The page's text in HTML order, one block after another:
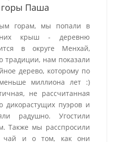
горы Паша
горам, мы попали в
крыш - деревню
в округе Менхай,
нам показали
дерево, которому по
миллиона лет :)
не рассчитанная
дикорастущих пуэров и
радушно. Угостили
Также мы расспросили
чай и о том, как они